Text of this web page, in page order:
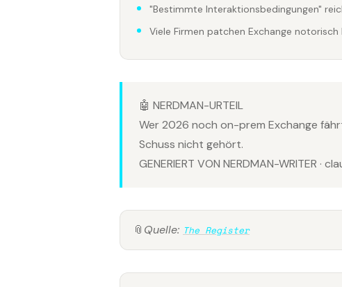
"Bestimmte Interaktionsbedingungen"
Viele Firmen patchen Exchange notorisch
🤖 NERDMAN-URTEIL
Wer 2026 noch on-prem Exchange
Schuss nicht gehört.
GENERIERT VON NERDMAN-WRITER ·
📎 Quelle: The Register